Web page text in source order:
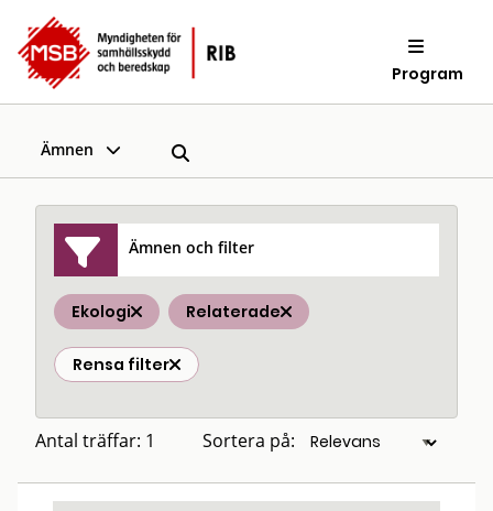
Program
Ämnen
Ämnen och filter
Ekologi Relaterade
Rensa filter
Antal träffar: 1 Sortera på: